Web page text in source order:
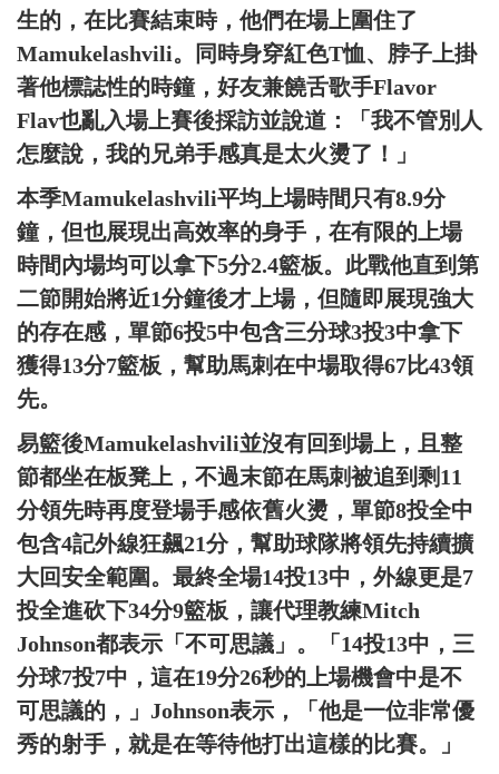
生的，在比賽結束時，他們在場上圍住了
Mamukelashvili。同時身穿紅色T恤、脖子上掛
著他標誌性的時鐘，好友兼饒舌歌手Flavor
Flav也亂入場上賽後採訪並說道：「我不管別人
怎麼說，我的兄弟手感真是太火燙了！」
本季Mamukelashvili平均上場時間只有8.9分
鐘，但也展現出高效率的身手，在有限的上場
時間內場均可以拿下5分2.4籃板。此戰他直到第
二節開始將近1分鐘後才上場，但隨即展現強大
的存在感，單節6投5中包含三分球3投3中拿下
獲得13分7籃板，幫助馬刺在中場取得67比43領
先。
易籃後Mamukelashvili並沒有回到場上，且整
節都坐在板凳上，不過末節在馬刺被追到剩11
分領先時再度登場手感依舊火燙，單節8投全中
包含4記外線狂飆21分，幫助球隊將領先持續擴
大回安全範圍。最終全場14投13中，外線更是7
投全進砍下34分9籃板，讓代理教練Mitch
Johnson都表示「不可思議」。「14投13中，三
分球7投7中，這在19分26秒的上場機會中是不
可思議的，」Johnson表示，「他是一位非常優
秀的射手，就是在等待他打出這樣的比賽。」